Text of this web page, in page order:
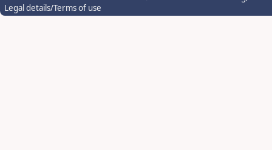
Legal details/Terms of use